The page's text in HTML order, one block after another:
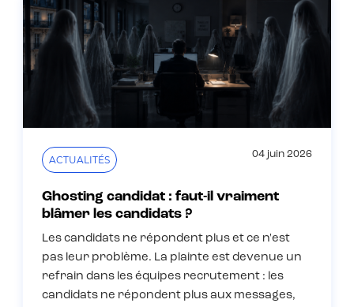
ACTUALITÉS 04 juin 2026
Ghosting candidat : faut-il vraiment
blâmer les candidats ?
Les candidats ne répondent plus et ce n'est
pas leur problème. La plainte est devenue un
refrain dans les équipes recrutement : les
candidats ne répondent plus aux messages,